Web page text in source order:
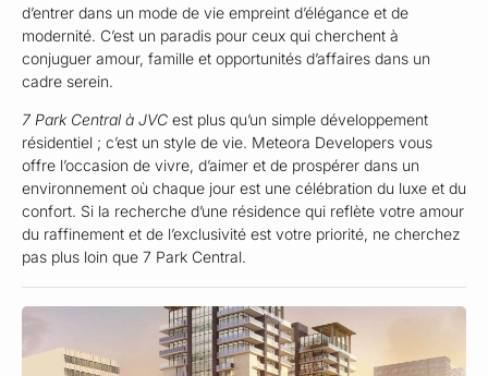
d’entrer dans un mode de vie empreint d’élégance et de
modernité. C’est un paradis pour ceux qui cherchent à
conjuguer amour, famille et opportunités d’affaires dans un
cadre serein.
7 Park Central à JVC est plus qu’un simple développement
résidentiel ; c’est un style de vie. Meteora Developers vous
offre l’occasion de vivre, d’aimer et de prospérer dans un
environnement où chaque jour est une célébration du luxe et du
confort. Si la recherche d’une résidence qui reflète votre amour
du raffinement et de l’exclusivité est votre priorité, ne cherchez
pas plus loin que 7 Park Central.